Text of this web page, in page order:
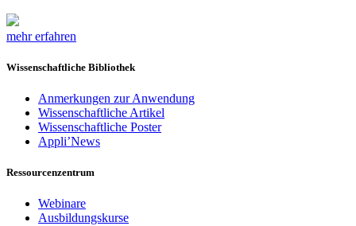
mehr erfahren
Wissenschaftliche Bibliothek
Anmerkungen zur Anwendung
Wissenschaftliche Artikel
Wissenschaftliche Poster
Appli’News
Ressourcenzentrum
Webinare
Ausbildungskurse